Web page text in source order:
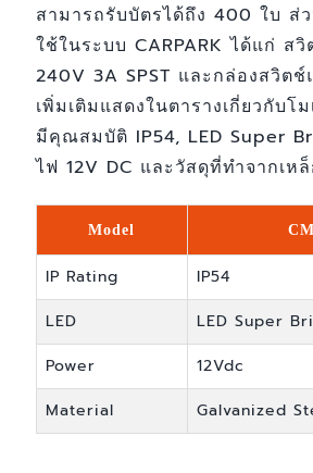
สามารถรับบัตรได้ถึง 400 ใบ ส่
ใช้ในระบบ CARPARK ได้แก่ ส
240V 3A SPST และกล่องสวิต
เพิ่มเติมแสดงในตารางเกี่ยวกับโ
มีคุณสมบัติ IP54, LED Super
ไฟ 12V DC และวัสดุที่ทำจากเห
Model
IP Rating
IP54
LED
LED Super
Power
12Vdc
Material
Galvanized